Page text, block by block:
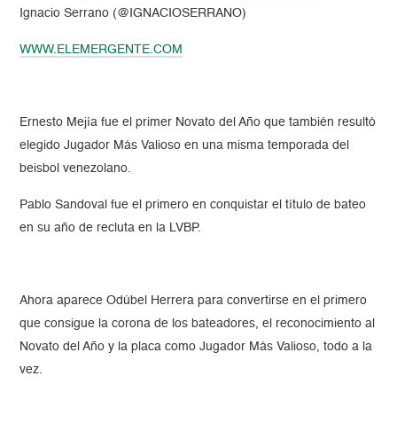
Ignacio Serrano (@IGNACIOSERRANO)
WWW.ELEMERGENTE.COM
Ernesto Mejía fue el primer Novato del Año que también resultó
elegido Jugador Más Valioso en una misma temporada del
beisbol venezolano.
Pablo Sandoval fue el primero en conquistar el título de bateo
en su año de recluta en la LVBP.
Ahora aparece Odúbel Herrera para convertirse en el primero
que consigue la corona de los bateadores, el reconocimiento al
Novato del Año y la placa como Jugador Más Valioso, todo a la
vez.